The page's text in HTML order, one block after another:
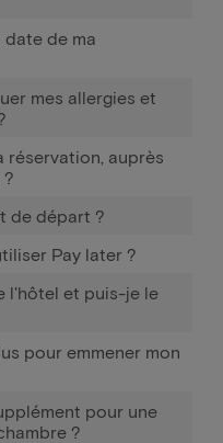
de ma
mes allergies et
réservation, auprès
de départ ?
Pay later ?
l'hôtel et puis-je le
pour emmener mon
pour une
?